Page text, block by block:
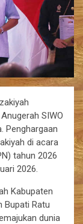
SIWO
Penghargaan
di acara
tahun 2026
2026.
Kabupaten
Bupati Ratu
dunia